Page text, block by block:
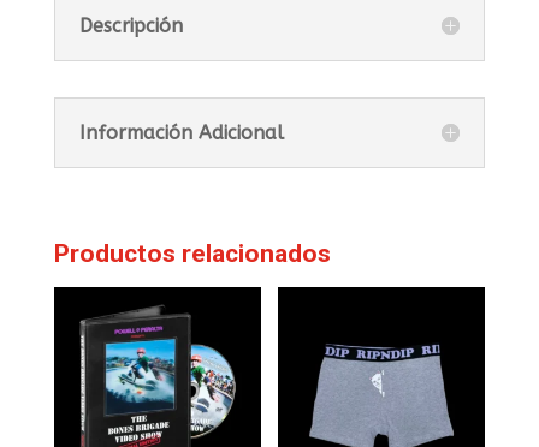
Descripción
Información Adicional
Productos relacionados